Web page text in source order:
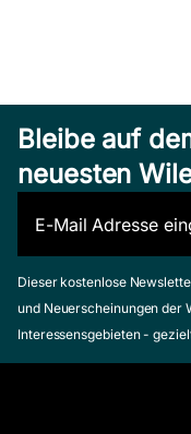
Bleibe auf
neuesten
Dieser kostenlose
und Neuerscheinungen der
Interessensgebieten -